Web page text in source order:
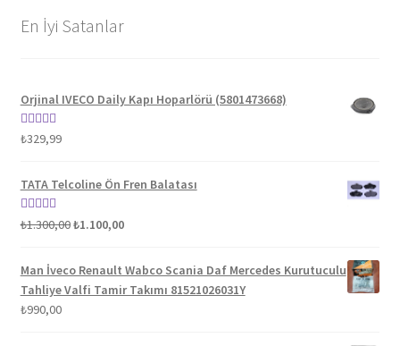
En İyi Satanlar
Orjinal IVECO Daily Kapı Hoparlörü (5801473668)
5 üzerinden
₺329,99
TATA Telcoline Ön Fren Balatası
5 üzerinden
₺1.300,00Orijinal
₺1.300,00.
₺1.100,00Şu
fiyat:
₺1.100,00.
Man İveco Renault Wabco Scania Daf Mercedes Kurutuculu
Tahliye Valfi Tamir Takımı 81521026031Y
₺990,00